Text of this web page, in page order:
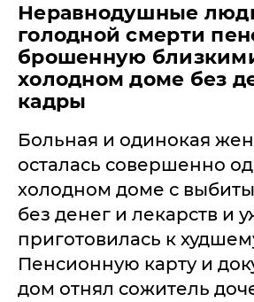
Неравнодушные
голодной смерти
брошенную
холодном доме без
кадры
Больная и одинокая
осталась совершенно
холодном доме с
без денег и лекарств и
приготовилась к
Пенсионную карту и
дом отнял сожитель